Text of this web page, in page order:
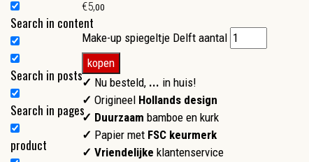
Search in content
Search in posts
Search in pages
product
€5,00
Make-up spiegeltje Delft aantal
kopen
✓ Nu besteld, ... in huis!
✓ Origineel Hollands design
✓ Duurzaam bamboe en kurk
✓ Papier met FSC keurmerk
✓ Vriendelijke klantenservice